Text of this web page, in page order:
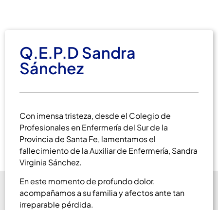
Q.E.P.D Sandra
Sánchez
Con imensa tristeza, desde el Colegio de
Profesionales en Enfermería del Sur de la
Provincia de Santa Fe, lamentamos el
fallecimiento de la Auxiliar de Enfermería, Sandra
Virginia Sánchez.
En este momento de profundo dolor,
acompañamos a su familia y afectos ante tan
irreparable pérdida.